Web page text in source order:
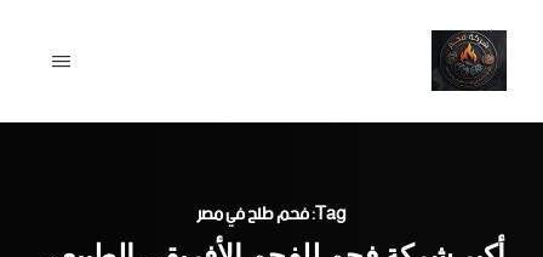
content
Tag: فحم طلح في مصر